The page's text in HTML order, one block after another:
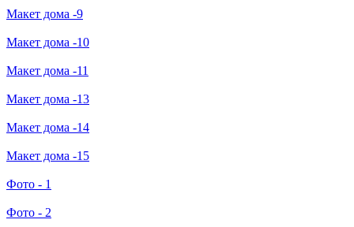
Макет дома -9
Макет дома -10
Макет дома -11
Макет дома -13
Макет дома -14
Макет дома -15
Фото - 1
Фото - 2